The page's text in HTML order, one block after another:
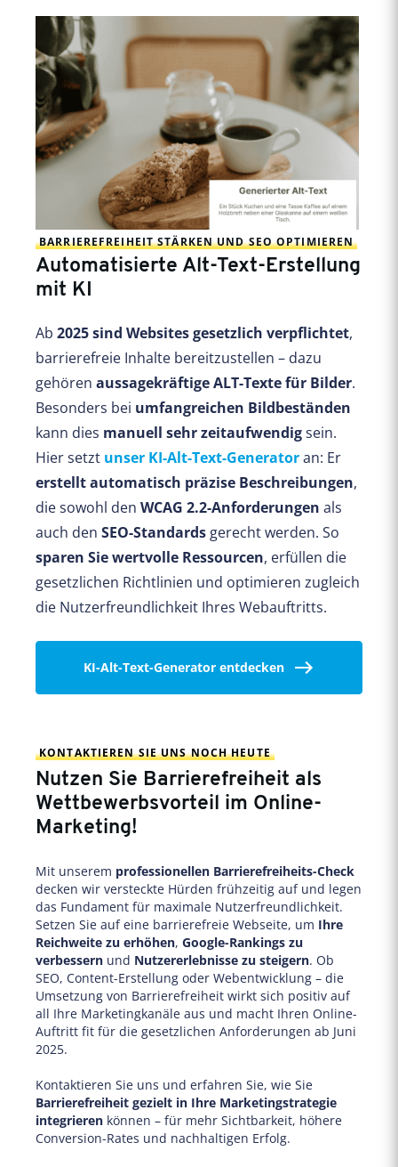
BARRIEREFREIHEIT STÄRKEN UND SEO OPTIMIEREN
Automatisierte Alt-Text-Erstellung
mit KI
Ab 2025 sind Websites gesetzlich verpflichtet,
barrierefreie Inhalte bereitzustellen – dazu
gehören aussagekräftige ALT-Texte für Bilder.
Besonders bei umfangreichen Bildbeständen
kann dies manuell sehr zeitaufwendigsein.
Hier setzt unser KI-Alt-Text-Generatoran: Er
erstellt automatisch präzise Beschreibungen,
die sowohl den WCAG 2.2-Anforderungen als
auch den SEO-Standards gerecht werden. So
sparen Sie wertvolle Ressourcen, erfüllen die
gesetzlichen Richtlinien und optimieren zugleich
die Nutzerfreundlichkeit Ihres Webauftritts.
KI-Alt-Text-Generator entdecken
KONTAKTIEREN SIE UNS NOCH HEUTE
Nutzen Sie Barrierefreiheit als
Wettbewerbsvorteil im Online-
Marketing!
Mit unserem professionellen Barrierefreiheits-Check
decken wir versteckte Hürden frühzeitig auf und legen
das Fundament für maximale Nutzerfreundlichkeit.
Setzen Sie auf eine barrierefreie Webseite, um Ihre
Reichweite zu erhöhen, Google-Rankings zu
verbessern und Nutzererlebnisse zu steigern. Ob
SEO, Content-Erstellung oder Webentwicklung – die
Umsetzung von Barrierefreiheit wirkt sich positiv auf
all Ihre Marketingkanäle aus und macht Ihren Online-
Auftritt fit für die gesetzlichen Anforderungen ab Juni
2025.
Kontaktieren Sie uns und erfahren Sie, wie Sie
Barrierefreiheit gezielt in Ihre Marketingstrategie
integrieren können – für mehr Sichtbarkeit, höhere
Conversion-Rates und nachhaltigen Erfolg.